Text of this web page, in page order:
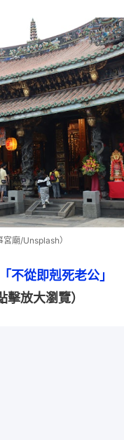
廟/Unsplash）
不從即剋死老公」
擊放大瀏覽）